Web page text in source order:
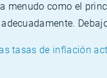
menudo como el
tasas de inflación